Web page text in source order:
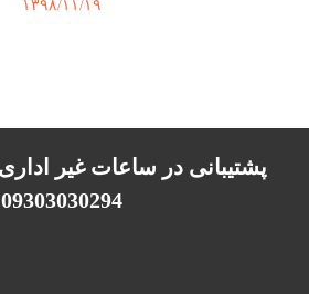
۱۳۹۸/۱۱/۱۹
09303030294